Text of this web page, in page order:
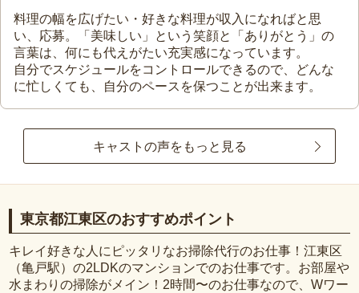
料理の幅を広げたい・好きな料理が収入になればと思
い、応募。「美味しい」という笑顔と「ありがとう」の
言葉は、何にも代えがたい充実感になっています。
自分でスケジュールをコントロールできるので、どんな
に忙しくても、自分のペースを保つことが出来ます。
キャストの声をもっと見る
東京都江東区のおすすめポイント
キレイ好きな人にピッタリなお掃除代行のお仕事！江東区
（亀戸駅）の2LDKのマンションでのお仕事です。お部屋や
水まわりの掃除がメイン！2時間〜のお仕事なので、Wワー